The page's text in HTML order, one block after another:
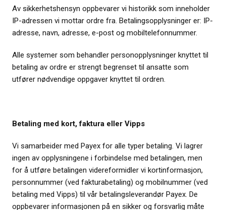
Av sikkerhetshensyn oppbevarer vi historikk som inneholder
IP-adressen vi mottar ordre fra. Betalingsopplysninger er: IP-
adresse, navn, adresse, e-post og mobiltelefonnummer.
Alle systemer som behandler personopplysninger knyttet til
betaling av ordre er strengt begrenset til ansatte som
utfører nødvendige oppgaver knyttet til ordren.
Betaling med kort, faktura eller Vipps
Vi samarbeider med Payex for alle typer betaling. Vi lagrer
ingen av opplysningene i forbindelse med betalingen, men
for å utføre betalingen videreformidler vi kortinformasjon,
personnummer (ved fakturabetaling) og mobilnummer (ved
betaling med Vipps) til vår betalingsleverandør Payex. De
oppbevarer informasjonen på en sikker og forsvarlig måte